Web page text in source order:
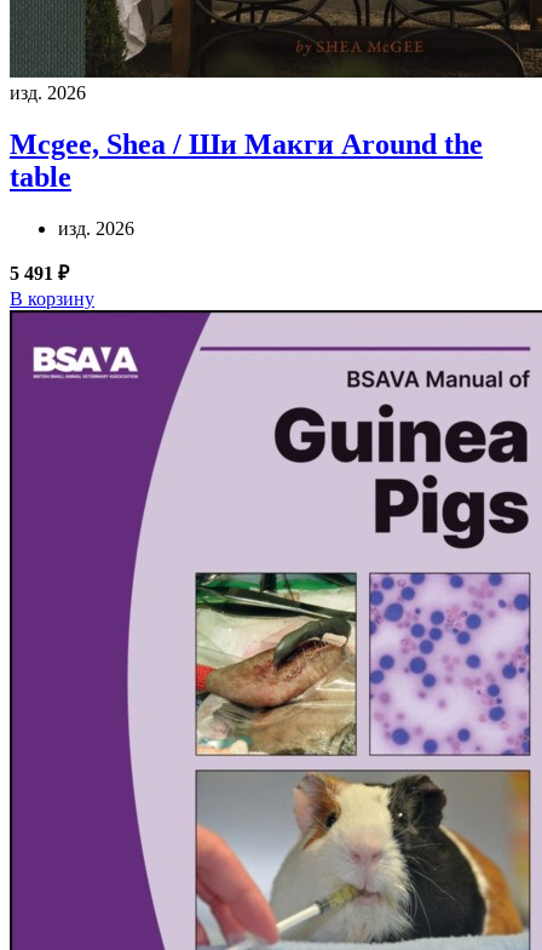
изд. 2026
Mcgee, Shea / Ши Макги Around the
table
изд. 2026
5 491 ₽
В корзину